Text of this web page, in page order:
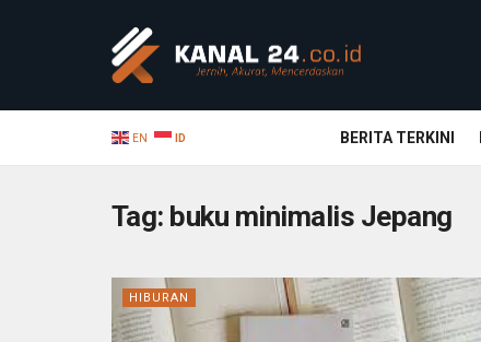
EN ID BERITA TERKINI
Tag: buku minimalis Jepang
HIBURAN